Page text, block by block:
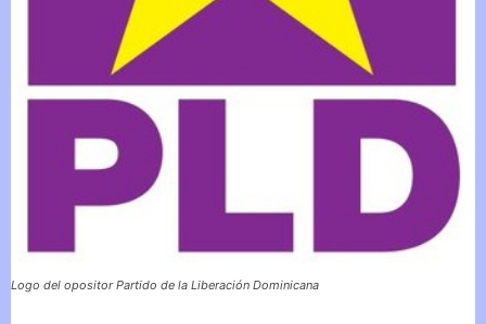
Logo del opositor Partido de la Liberación Dominicana